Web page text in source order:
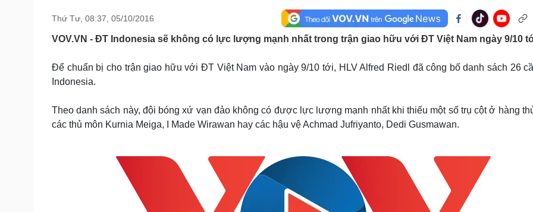
Pháp luật
Tin nóng
Tư vấn luật
Quân sự - Quốc phòng
Việt Nam
Thể thao
Lịch thi đấu bóng đá
Ô tô - Xe máy
Xe máy
Sức khỏe
Đời sống
Tình yêu - Gia đình
Văn hóa
Âm nhạc
Giải trí
Sao Việt
Thứ Tư, 08:37, 05/10/2016
VOV.VN - ĐT Indonesia sẽ không có lực lượng mạnh nhất trong trận giao hữu với ĐT Việt Nam ngày 9/10
Để chuẩn bị cho trận giao hữu với ĐT Việt Nam vào ngày 9/10 tới, HLV Alfred Riedl đã công bố danh sách 26
Indonesia.
Theo danh sách này, đội bóng xứ vạn đảo không có được lực lượng mạnh nhất khi thiếu một số trụ cột ở hàng
các thủ môn Kurnia Meiga, I Made Wirawan hay các hậu vệ Achmad Jufriyanto, Dedi Gusmawan.